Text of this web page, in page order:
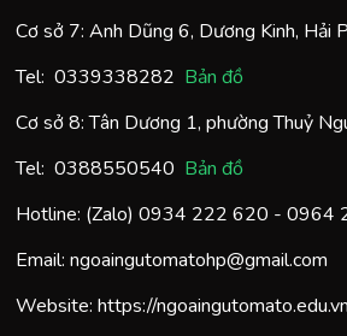
Cơ sở 7: Anh Dũng 6, Dương Kinh, Hải
Tel: 0339338282 Bản đồ
Cơ sở 8: Tân Dương 1, phường Thuỷ
Tel: 0388550540 Bản đồ
Hotline: (Zalo) 0934 222 620 - 0964
Email: ngoaingutomatohp@gmail.com
Website: https://ngoaingutomato.edu.vn